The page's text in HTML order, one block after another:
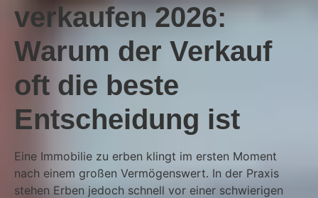
verkaufen 2026:
Warum der Verkauf
oft die beste
Entscheidung ist
Eine Immobilie zu erben klingt im ersten Moment
nach einem großen Vermögenswert. In der Praxis
stehen Erben jedoch schnell vor einer schwierigen